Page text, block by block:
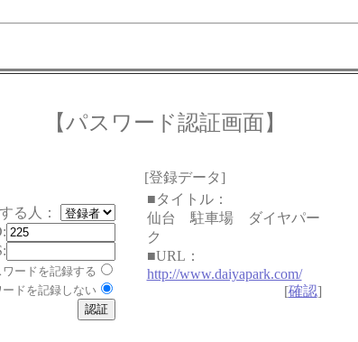
【パスワード認証画面】
る人：
ワードを記録する
ードを記録しない
[登録データ]
■タイトル：
仙台 駐車場 ダイヤパー
ク
■URL：
http://www.daiyapark.com/
[確認]